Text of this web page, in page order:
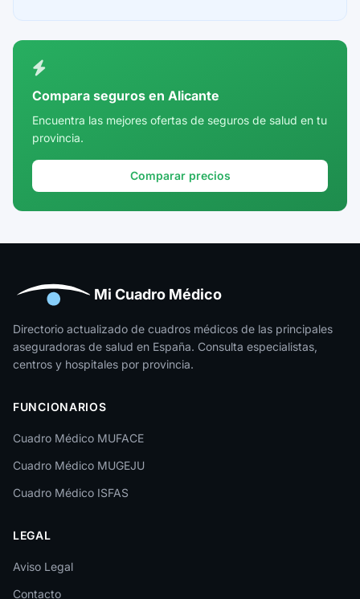
Córdoba
Cuenca
Girona
Huesca
Jaén
La Rioja
León
Lleida
Lugo
Málaga
Melilla
Murcia
Compara seguros en Alicante
Encuentra las mejores ofertas de seguros de salud en tu
provincia.
Comparar precios
Mi Cuadro Médico
Directorio actualizado de cuadros médicos de las principales
aseguradoras de salud en España. Consulta especialistas,
centros y hospitales por provincia.
FUNCIONARIOS
Cuadro Médico MUFACE
Cuadro Médico MUGEJU
Cuadro Médico ISFAS
LEGAL
Aviso Legal
Contacto